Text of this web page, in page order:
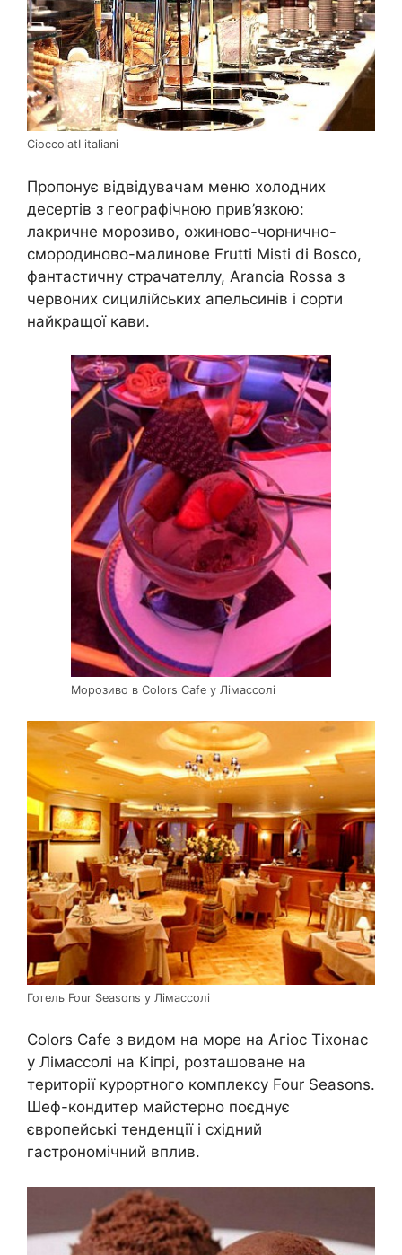
CioccolatI italiani
Пропонує відвідувачам меню холодних
десертів з географічною прив’язкою:
лакричне морозиво, ожиново-чорнично-
смородиново-малинове Frutti Misti di Bosco,
фантастичну страчателлу, Arancia Rossa з
червоних сицилійських апельсинів і сорти
найкращої кави.
Морозиво в Colors Cafe у Лімассолі
Готель Four Seasons у Лімассолі
Colors Cafe з видом на море на Агіос Тіхонас
у Лімассолі на Кіпрі, розташоване на
території курортного комплексу Four Seasons.
Шеф-кондитер майстерно поєднує
європейські тенденції і східний
гастрономічний вплив.